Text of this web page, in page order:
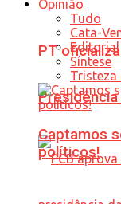
PT
Presidência
Opinião
Tudo
Cata-
Editorial
Síntese
Tristeza
Captamos
políticos!